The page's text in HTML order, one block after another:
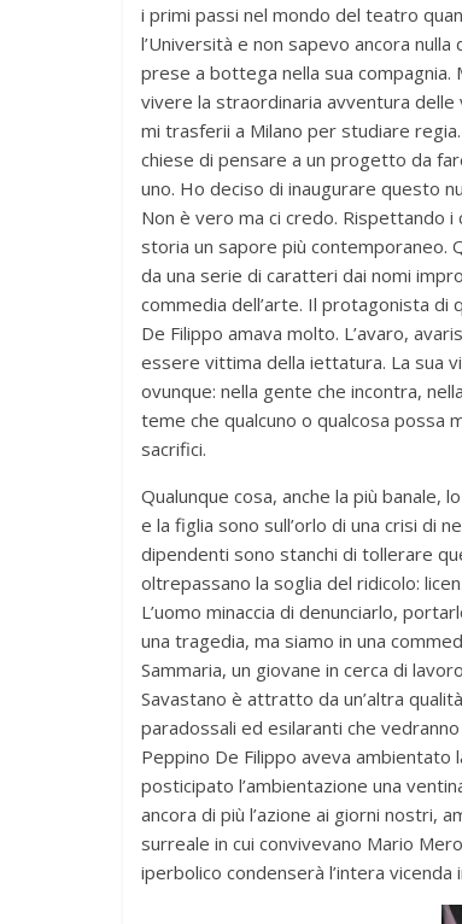
i primi passi nel mondo del teatro
l’Università e non sapevo ancora
prese a bottega nella sua compagnia.
vivere la straordinaria avventura delle
mi trasferii a Milano per studiare
chiese di pensare a un progetto da
uno. Ho deciso di inaugurare questo
Non è vero ma ci credo. Rispettando
storia un sapore più contemporaneo.
da una serie di caratteri dai nomi
commedia dell’arte. Il protagonista di
De Filippo amava molto. L’avaro,
essere vittima della iettatura. La sua
ovunque: nella gente che incontra,
teme che qualcuno o qualcosa possa
sacrifici.
Qualunque cosa, anche la più banale,
e la figlia sono sull’orlo di una crisi di
dipendenti sono stanchi di tollerare
oltrepassano la soglia del ridicolo:
L’uomo minaccia di denunciarlo,
una tragedia, ma siamo in una
Sammaria, un giovane in cerca di
Savastano è attratto da un’altra
paradossali ed esilaranti che
Peppino De Filippo aveva ambientato
posticipato l’ambientazione una
ancora di più l’azione ai giorni nostri,
surreale in cui convivevano Mario
iperbolico condenserà l’intera